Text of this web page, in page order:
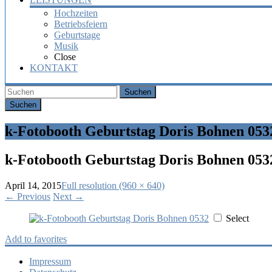
Hochzeiten
Betriebsfeiern
Geburtstage
Musik
Close
KONTAKT
Suchen
k-Fotobooth Geburtstag Doris Bohnen
k-Fotobooth Geburtstag Doris Bohnen
April 14, 2015Full resolution (960 × 640)
← Previous Next →
Select
Add to favorites
Impressum